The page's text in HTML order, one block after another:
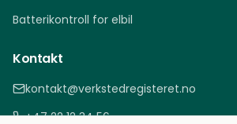
Batterikontroll for elbil
Kontakt
kontakt@verkstedregisteret.no
+47 22 12 34 56